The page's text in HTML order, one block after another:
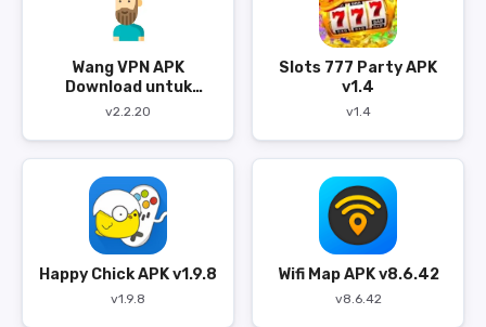
Wang VPN APK
Download untuk
Android
v2.2.20
Slots 777 Party APK
v1.4
v1.4
Happy Chick APK v1.9.8
v1.9.8
Wifi Map APK v8.6.42
v8.6.42